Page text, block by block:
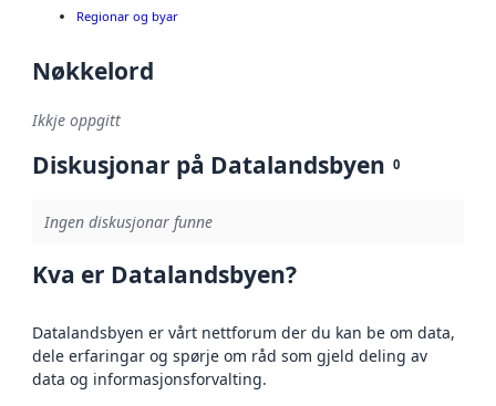
Regionar og byar
Nøkkelord
Ikkje oppgitt
Diskusjonar på Datalandsbyen 0
Ingen diskusjonar funne
Kva er Datalandsbyen?
Datalandsbyen er vårt nettforum der du kan be om data,
dele erfaringar og spørje om råd som gjeld deling av
data og informasjonsforvalting.